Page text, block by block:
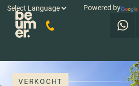
Powered by
VERKOCHT